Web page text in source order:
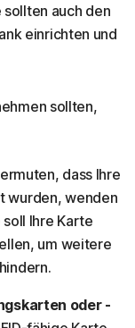
sollten auch den
einrichten und
sollten,
dass Ihre
wurden, wenden
soll Ihre Karte
um weitere
oder -